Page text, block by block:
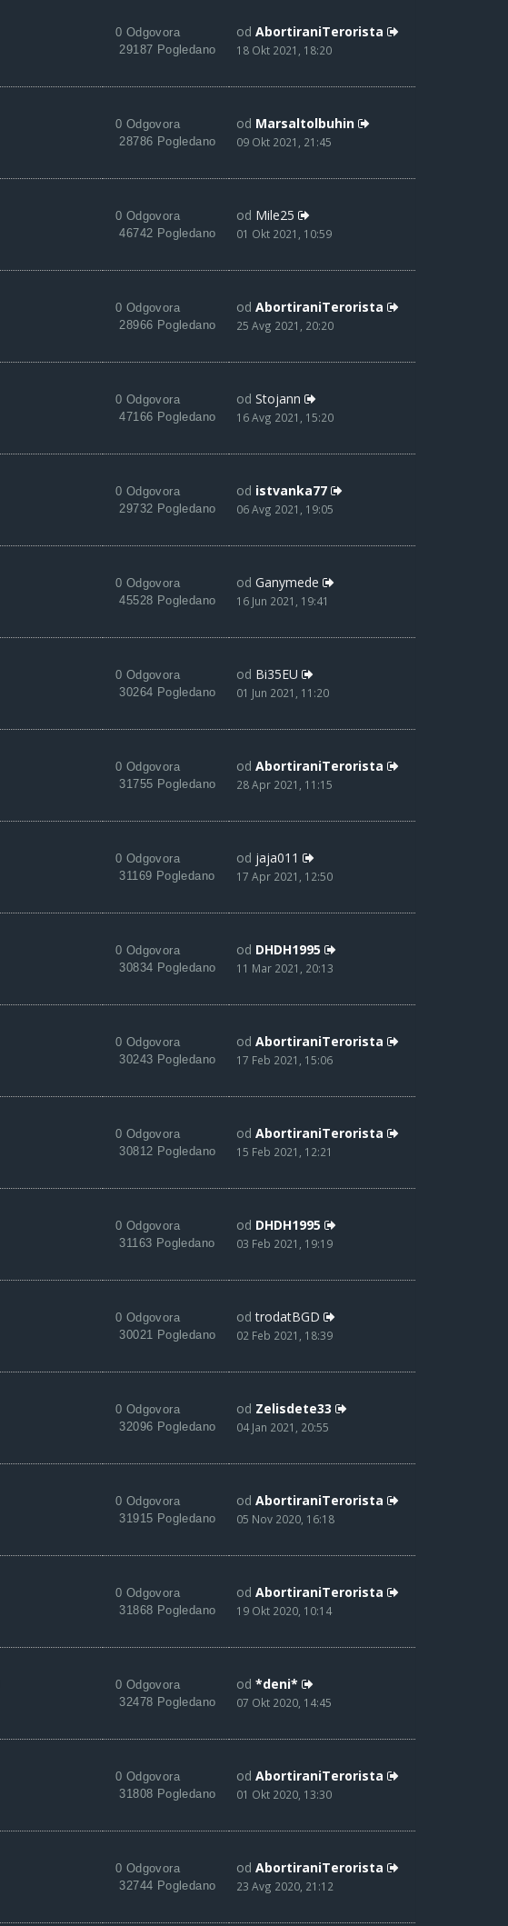
0 Odgovora
29187 Pogledano
od AbortiraniTerorista
18 Okt 2021, 18:20
0 Odgovora
28786 Pogledano
od Marsaltolbuhin
09 Okt 2021, 21:45
0 Odgovora
46742 Pogledano
od Mile25
01 Okt 2021, 10:59
0 Odgovora
28966 Pogledano
od AbortiraniTerorista
25 Avg 2021, 20:20
0 Odgovora
47166 Pogledano
od Stojann
16 Avg 2021, 15:20
0 Odgovora
29732 Pogledano
od istvanka77
06 Avg 2021, 19:05
0 Odgovora
45528 Pogledano
od Ganymede
16 Jun 2021, 19:41
0 Odgovora
30264 Pogledano
od Bi35EU
01 Jun 2021, 11:20
0 Odgovora
31755 Pogledano
od AbortiraniTerorista
28 Apr 2021, 11:15
0 Odgovora
31169 Pogledano
od jaja011
17 Apr 2021, 12:50
0 Odgovora
30834 Pogledano
od DHDH1995
11 Mar 2021, 20:13
0 Odgovora
30243 Pogledano
od AbortiraniTerorista
17 Feb 2021, 15:06
0 Odgovora
30812 Pogledano
od AbortiraniTerorista
15 Feb 2021, 12:21
0 Odgovora
31163 Pogledano
od DHDH1995
03 Feb 2021, 19:19
0 Odgovora
30021 Pogledano
odtrodatBGD
02 Feb 2021, 18:39
0 Odgovora
32096 Pogledano
od Zelisdete33
04 Jan 2021, 20:55
0 Odgovora
31915 Pogledano
od AbortiraniTerorista
05 Nov 2020, 16:18
0 Odgovora
31868 Pogledano
od AbortiraniTerorista
19 Okt 2020, 10:14
0 Odgovora
32478 Pogledano
od *deni*
07 Okt 2020, 14:45
0 Odgovora
31808 Pogledano
od AbortiraniTerorista
01 Okt 2020, 13:30
0 Odgovora
32744 Pogledano
od AbortiraniTerorista
23 Avg 2020, 21:12